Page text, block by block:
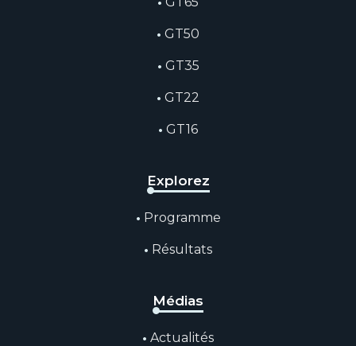
GT50
GT35
GT22
GT16
Explorez
Programme
Résultats
Médias
Actualités